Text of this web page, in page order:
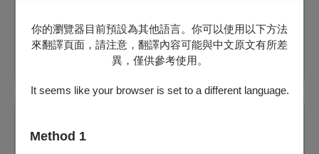
你的瀏覽器目前預設為其他語言。你可以使用以下方法
來翻譯頁面，請注意，翻譯內容可能與中文原文有所差
異，僅供參考使用。
It seems like your browser is set to a different language.
Method 1
票價： 150
購買
朱殷秀《媽的！喵的！》